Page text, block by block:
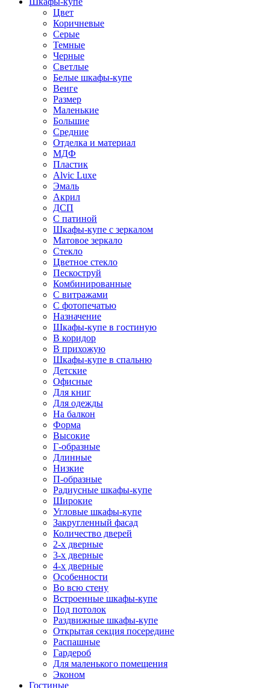
Цвет
Коричневые
Серые
Темные
Черные
Светлые
Белые шкафы-купе
Венге
Размер
Маленькие
Большие
Средние
Отделка и материал
МДФ
Пластик
Alvic Luxe
Эмаль
Акрил
ДСП
С патиной
Шкафы-купе с зеркалом
Матовое зеркало
Стекло
Цветное стекло
Пескоструй
Комбинированные
С витражами
С фотопечатью
Назначение
Шкафы-купе в гостиную
В коридор
В прихожую
Шкафы-купе в спальню
Детские
Офисные
Для книг
Для одежды
На балкон
Форма
Высокие
Г-образные
Длинные
Низкие
П-образные
Радиусные шкафы-купе
Широкие
Угловые шкафы-купе
Закругленный фасад
Количество дверей
2-х дверные
3-х дверные
4-х дверные
Особенности
Во всю стену
Встроенные шкафы-купе
Под потолок
Раздвижные шкафы-купе
Открытая секция посередине
Распашные
Гардероб
Для маленького помещения
Эконом
Гостиные